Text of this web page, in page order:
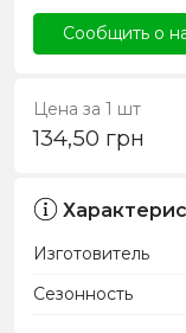
Сообщить о
Цена за 1 шт
134,50 грн
Изготовитель
Сезонность